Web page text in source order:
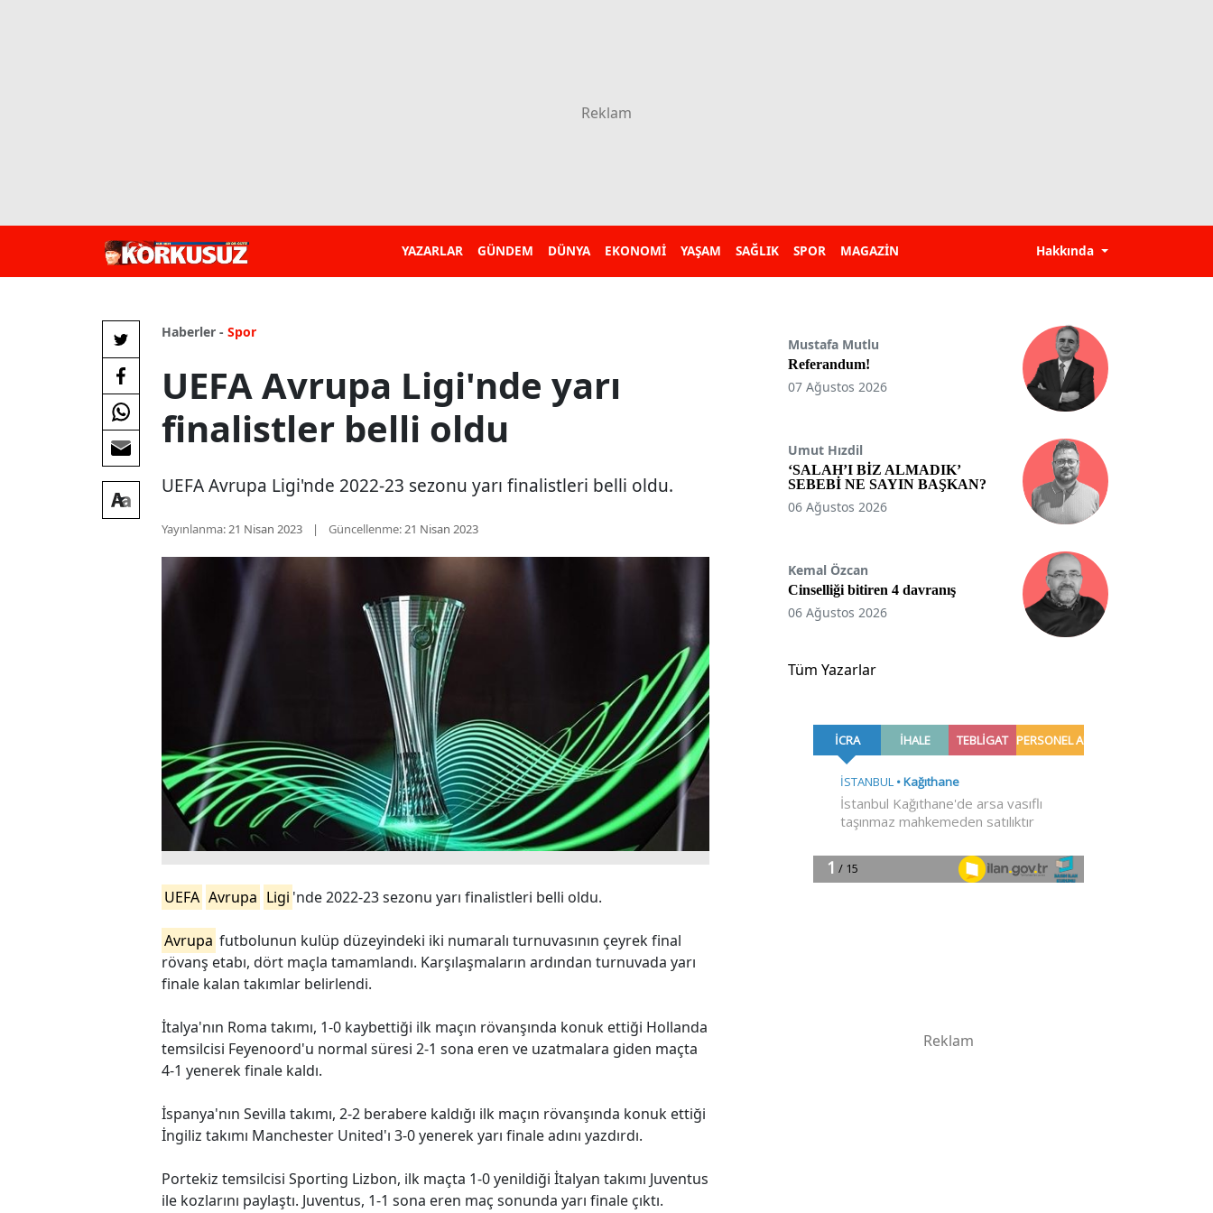
YAZARLAR GÜNDEM DÜNYA EKONOMİ YAŞAM SAĞLIK SPOR MAGAZİN Hakkında
Haberler - Spor
UEFA Avrupa Ligi'nde yarı
finalistler belli oldu
UEFA Avrupa Ligi'nde 2022-23 sezonu yarı finalistleri belli oldu.
Yayınlanma:21 Nisan 2023 Güncellenme:21 Nisan 2023
UEFA Avrupa Ligi 'nde 2022-23 sezonu yarı finalistleri belli oldu.
Avrupa futbolunun kulüp düzeyindeki iki numaralı turnuvasının çeyrek final
rövanş etabı, dört maçla tamamlandı. Karşılaşmaların ardından turnuvada yarı
finale kalan takımlar belirlendi.
İtalya'nın Roma takımı, 1-0 kaybettiği ilk maçın rövanşında konuk ettiği Hollanda
temsilcisi Feyenoord'u normal süresi 2-1 sona eren ve uzatmalara giden maçta
4-1 yenerek finale kaldı.
İspanya'nın Sevilla takımı, 2-2 berabere kaldığı ilk maçın rövanşında konuk ettiği
İngiliz takımı Manchester United'ı 3-0 yenerek yarı finale adını yazdırdı.
Portekiz temsilcisi Sporting Lizbon, ilk maçta 1-0 yenildiği İtalyan takımı Juventus
ile kozlarını paylaştı. Juventus, 1-1 sona eren maç sonunda yarı finale çıktı.
Mustafa Mutlu
Referandum!
07 Ağustos 2026
Umut Hızdil
‘SALAH’I BİZ ALMADIK’
SEBEBİ NE SAYIN BAŞKAN?
06 Ağustos 2026
Kemal Özcan
Cinselliği bitiren 4 davranış
06 Ağustos 2026
Tüm Yazarlar